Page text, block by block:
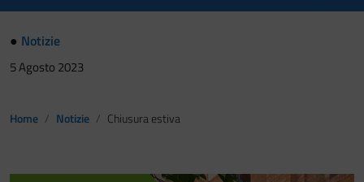
● Notizie
5 Agosto 2023
Home Notizie Chiusura estiva